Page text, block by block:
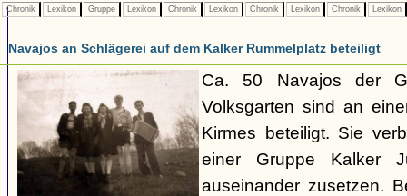
Chronik Lexikon Gruppe Lexikon Chronik Lexikon Chronik Lexikon Chronik Lexikon
Navajos an Schlägerei auf dem Kalker Rummelplatz beteiligt
Ca. 50 Navajos der
Volksgarten sind an
Kirmes beteiligt. Sie
einer Gruppe Kalker
auseinander zusetzen.